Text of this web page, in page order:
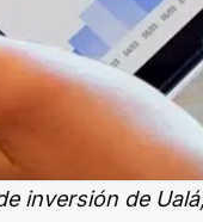
inversión de